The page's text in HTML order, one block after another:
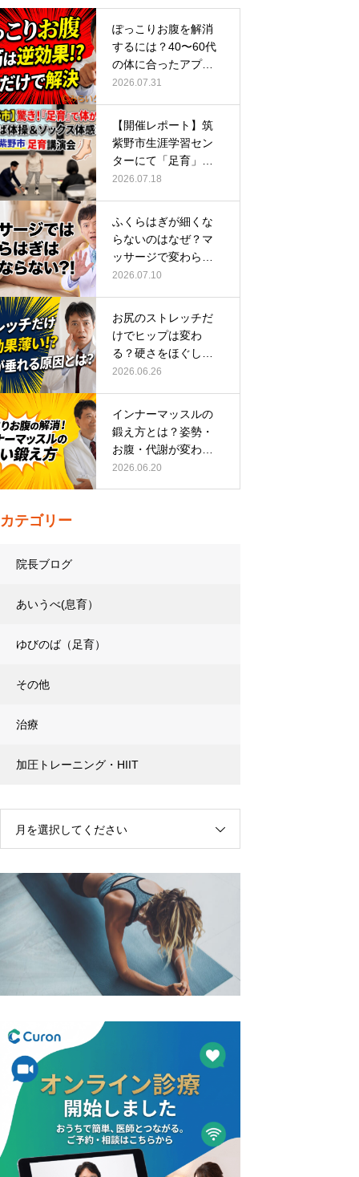
ぽっこりお腹を解消
するには？40〜60代
の体に合ったアプロ
ーチ
2026.07.31
【開催レポート】筑
紫野市生涯学習セン
ターにて「足育」講
演会に登壇し…
2026.07.18
ふくらはぎが細くな
らないのはなぜ？マ
ッサージで変わらな
い根本原因
2026.07.10
お尻のストレッチだ
けでヒップは変わ
る？硬さをほぐして
整える正しい方…
2026.06.26
インナーマッスルの
鍛え方とは？姿勢・
お腹・代謝が変わる
トレーニング…
2026.06.20
カテゴリー
院長ブログ
あいうべ(息育）
ゆびのば（足育）
その他
治療
加圧トレーニング・HIIT
月を選択してください